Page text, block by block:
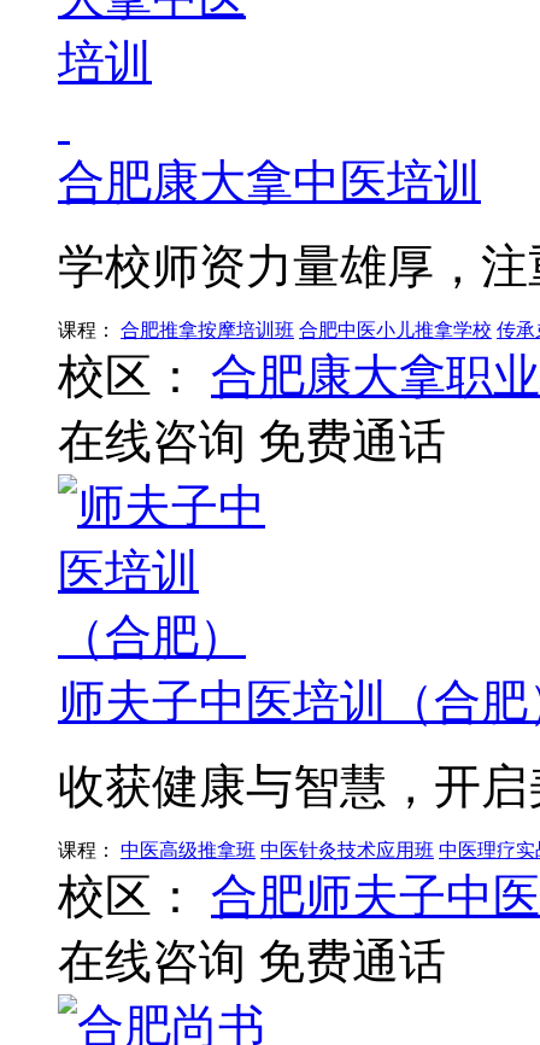
合肥康大拿中医培训
学校师资力量雄厚，
课程： 合肥推拿按摩培训班 合肥中医小儿推拿学校 传承
校区：
合肥康大拿职
在线咨询 免费通话
师夫子中医培训（合肥
收获健康与智慧，开
课程： 中医高级推拿班 中医针灸技术应用班 中医理疗实
校区：
合肥师夫子中
在线咨询 免费通话